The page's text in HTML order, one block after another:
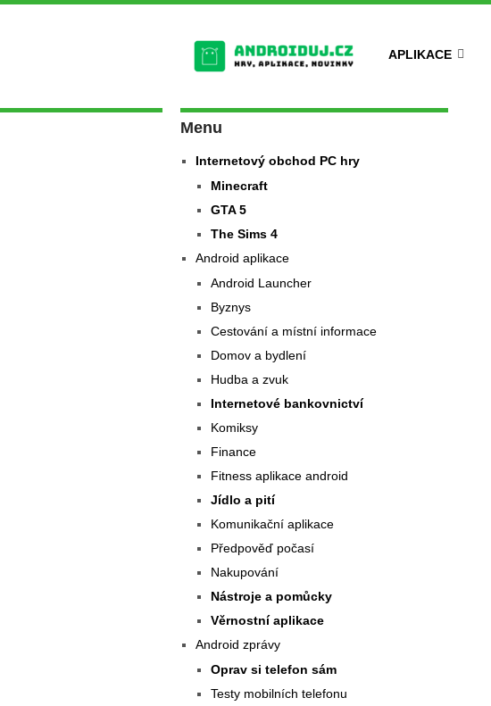
APLIKACE
Menu
Internetový obchod PC hry
Minecraft
GTA 5
The Sims 4
Android aplikace
Android Launcher
Byznys
Cestování a místní informace
Domov a bydlení
Hudba a zvuk
Internetové bankovnictví
Komiksy
Finance
Fitness aplikace android
Jídlo a pití
Komunikační aplikace
Předpověď počasí
Nakupování
Nástroje a pomůcky
Věrnostní aplikace
Android zprávy
Oprav si telefon sám
Testy mobilních telefonu